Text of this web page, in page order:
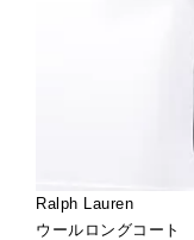
Ralph Lauren
ウールロングコート